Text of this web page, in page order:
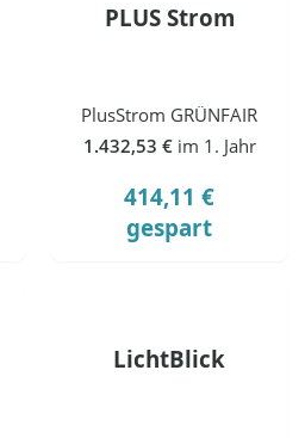
PLUS Strom
PlusStrom GRÜNFAIR
1.432,53 € im 1. Jahr
414,11 €
gespart
LichtBlick